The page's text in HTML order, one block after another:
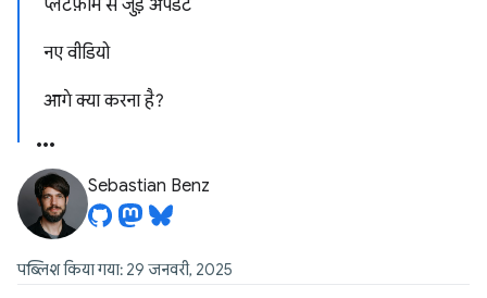
प्लैटफ़ॉर्म से जुड़े अपडेट
नए वीडियो
आगे क्या करना है?
Sebastian Benz
पब्लिश किया गया: 29 जनवरी, 2025